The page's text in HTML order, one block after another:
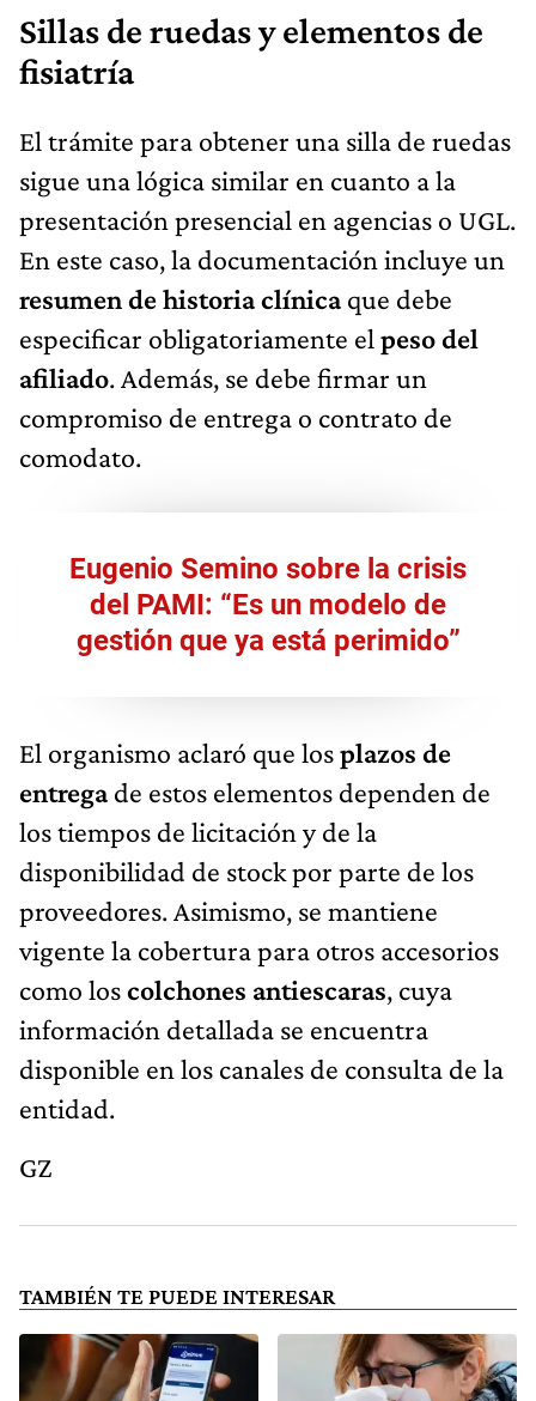
Sillas de ruedas y elementos de
fisiatría
El trámite para obtener una silla de ruedas
sigue una lógica similar en cuanto a la
presentación presencial en agencias o UGL.
En este caso, la documentación incluye un
resumen de historia clínicaque debe
especificar obligatoriamente el peso del
afiliado. Además, se debe firmar un
compromiso de entrega o contrato de
comodato.
Eugenio Semino sobre la crisis
del PAMI: “Es un modelo de
gestión que ya está perimido”
El organismo aclaró que losplazos de
entregade estos elementos dependen de
los tiempos de licitación y de la
disponibilidad de stock por parte de los
proveedores. Asimismo, se mantiene
vigente la cobertura para otros accesorios
como loscolchones antiescaras, cuya
información detallada se encuentra
disponible en los canales de consulta de la
entidad.
GZ
TAMBIÉN TE PUEDE INTERESAR